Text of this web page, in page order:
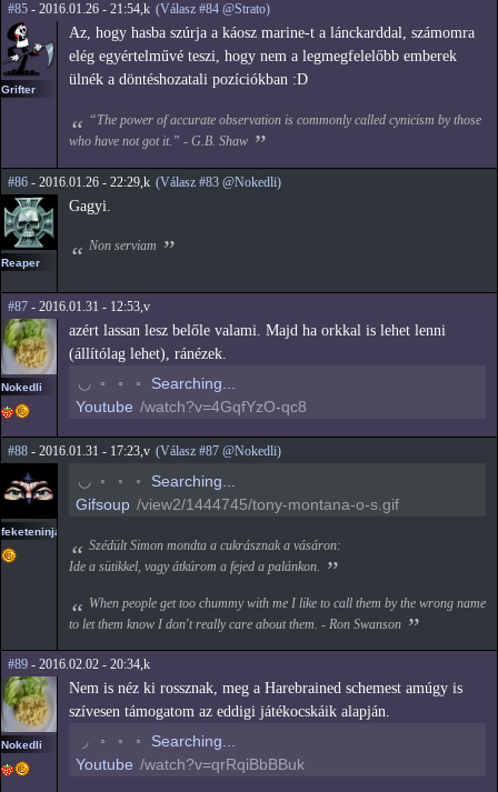
#85 - 2016.01.26 - 21:54,k (Válasz #84 @Strato)
Grifter
Az, hogy hasba szúrja a káosz marine-t a lánckarddal, számomra
elég egyértelművé teszi, hogy nem a legmegfelelőbb emberek
ülnék a döntéshozatali pozíciókban :D
“The power of accurate observation is commonly called cynicism by those
who have not got it.” - G.B. Shaw
#86 - 2016.01.26 - 22:29,k (Válasz #83 @Nokedli)
Reaper
Gagyi.
Non serviam
#87 - 2016.01.31 - 12:53,v
Nokedli
azért lassan lesz belőle valami. Majd ha orkkal is lehet lenni
(állítólag lehet), ránézek.
◦ ◦ ◦
Searching...
Youtube /watch?v=4GqfYzO-qc8
#88 - 2016.01.31 - 17:23,v (Válasz #87 @Nokedli)
feketeninja
◦ ◦ ◦
Searching...
Gifsoup /view2/1444745/tony-montana-o-s.gif
Szédült Simon mondta a cukrásznak a vásáron:
Ide a sütikkel, vagy átkúrom a fejed a palánkon.
When people get too chummy with me I like to call them by the wrong name
to let them know I don't really care about them. - Ron Swanson
#89 - 2016.02.02 - 20:34,k
Nokedli
Nem is néz ki rossznak, meg a Harebrained schemest amúgy is
szívesen támogatom az eddigi játékocskáik alapján.
◜ ◦ ◦ ◦
Searching...
Youtube /watch?v=qrRqiBbBBuk